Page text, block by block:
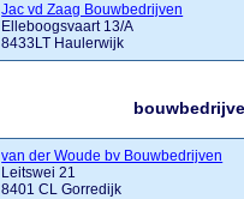
Jac vd Zaag Bouwbedrijven
Elleboogsvaart 13/A
8433LT Haulerwijk
van der Woude bv Bouwbedrijven
Leitswei 21
8401 CL Gorredijk